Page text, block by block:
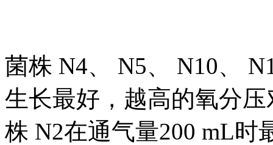
菌株 N4、 N5、 N10、
生长最好，越高的氧分
株 N2在通气量200 mL时